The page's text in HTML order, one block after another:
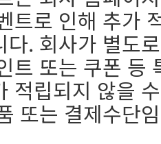
트로 인해 추가
다. 회사가 별도
트 또는 쿠폰 등
적립되지 않을
또는 결제수단